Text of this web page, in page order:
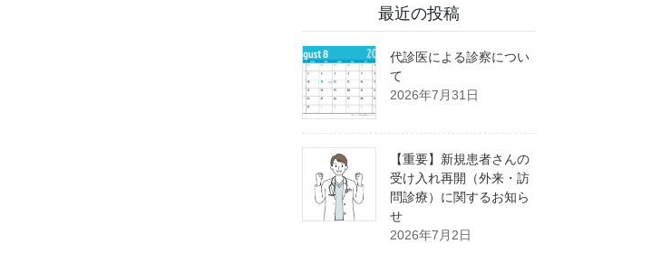
最近の投稿
代診医による診察につい
て
2026年7月31日
【重要】新規患者さんの
受け入れ再開（外来・訪
問診療）に関するお知ら
せ
2026年7月2日